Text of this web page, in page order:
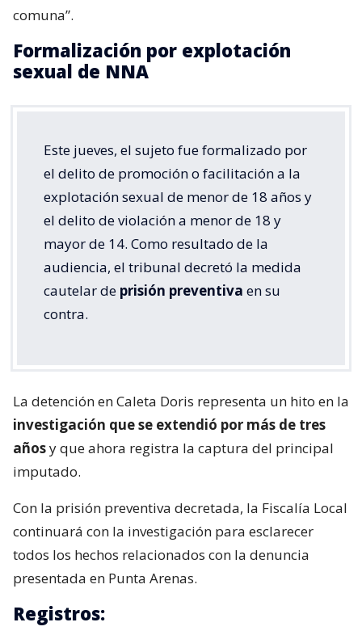
comuna”.
Formalización por explotación
sexual de NNA
Este jueves, el sujeto fue formalizado por
el delito de promoción o facilitación a la
explotación sexual de menor de 18 años y
el delito de violación a menor de 18 y
mayor de 14. Como resultado de la
audiencia, el tribunal decretó la medida
cautelar de prisión preventiva en su
contra.
La detención en Caleta Doris representa un hito en la
investigación que se extendió por más de tres
añosy que ahora registra la captura del principal
imputado.
Con la prisión preventiva decretada, la Fiscalía Local
continuará con la investigación para esclarecer
todos los hechos relacionados con la denuncia
presentada en Punta Arenas.
Registros: